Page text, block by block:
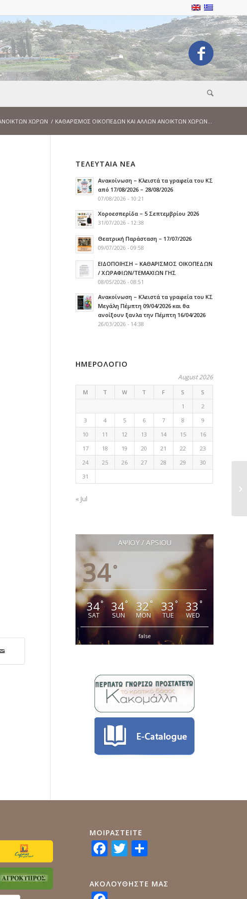
ΧΩΡΩΝ / ΚΑΘΑΡΙΣΜΟΣ ΟΙΚΟΠΕΔΩΝ ΚΑΙ ΑΛΛΩΝ ΑΝΟΙΚΤΩΝ ΧΩΡΩΝ...
ΤΕΛΕΥΤΑΙΑ ΝΕΑ
Ανακοίνωση – Κλειστά τα γραφεία του ΚΣ
από 17/08/2026 – 28/08/2026
07/08/2026 - 10:21
Χοροεσπερίδα – 5 Σεπτεμβρίου 2026
31/07/2026 - 12:38
Θεατρική Παράσταση – 17/07/2026
09/07/2026 - 09:58
ΕΙΔΟΠΟΙΗΣΗ – ΚΑΘΑΡΙΣΜΟΣ ΟΙΚΟΠΕΔΩΝ
/ ΧΩΡΑΦΙΩΝ/ΤΕΜΑΧΙΩΝ ΓΗΣ
08/05/2026 - 08:51
Ανακοίνωση – Κλειστά τα γραφεία του ΚΣ
Μεγάλη Πέμπτη 09/04/2026 και θα
ανοίξουν ξανλα την Πέμπτη 16/04/2026
26/03/2026 - 14:38
ΗΜΕΡΟΛΟΓΙΟ
August 2026
M T W T F S
S
1
2
3
4 5 6 7 8
9
10
11 12 13 14 15
16
17
18 19 20 21 22
23
24
25 26 27 28 29
30
31
« Jul
ΑΨΙΟΥ / APSIOU
34°
34°
SAT
34°
SUN
32°
MON
33°
TUE
33°
WED
false
ΜΟΙΡΑΣTEITE
Facebook
Twitter
Share
ΑΚΟΛΟΥΘΗΣΤΕ ΜΑΣ